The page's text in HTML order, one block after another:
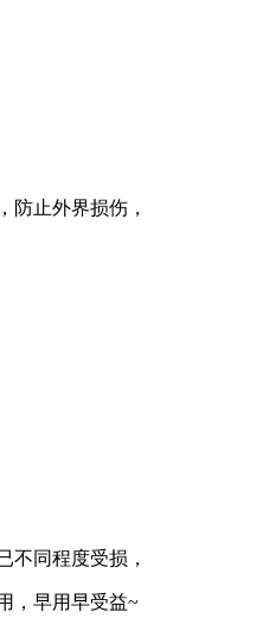
防止外界损伤，
不同程度受损，
，早用早受益~